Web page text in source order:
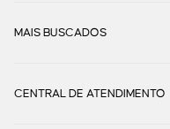
MAIS BUSCADOS
CENTRAL DE ATENDIMENTO